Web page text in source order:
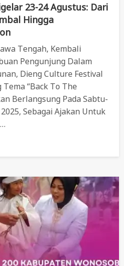
23-24 Agustus: Dari
Hingga
Tengah, Kembali
Pengunjung Dalam
Dieng Culture Festival
Tema “Back To The
Berlangsung Pada Sabtu-
Sebagai Ajakan Untuk